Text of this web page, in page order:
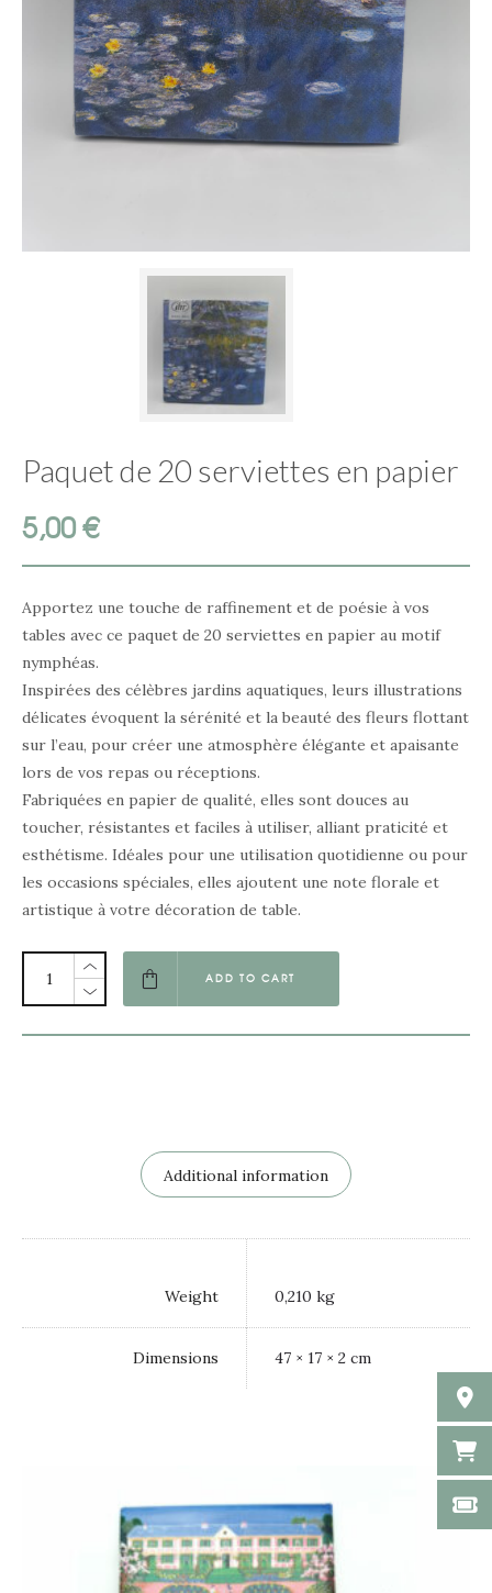
Paquet de 20 serviettes en papier
5,00€
Apportez une touche de raffinement et de poésie à vos
tables avec ce paquet de 20 serviettes en papier au motif
nymphéas.
Inspirées des célèbres jardins aquatiques, leurs illustrations
délicates évoquent la sérénité et la beauté des fleurs flottant
sur l’eau, pour créer une atmosphère élégante et apaisante
lors de vos repas ou réceptions.
Fabriquées en papier de qualité, elles sont douces au
toucher, résistantes et faciles à utiliser, alliant praticité et
esthétisme. Idéales pour une utilisation quotidienne ou pour
les occasions spéciales, elles ajoutent une note florale et
artistique à votre décoration de table.
ADD TO CART
Additional information
Weight 0,210 kg
Dimensions 47 × 17 × 2 cm